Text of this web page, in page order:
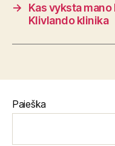
→
Kas vyksta
Klivlando klinika
Paieška